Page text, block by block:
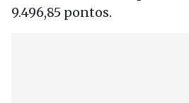
9.496,85 pontos.